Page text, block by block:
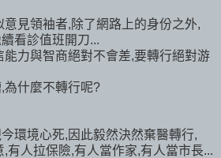
見領袖者,除了網路上的身份之外,
看診值班開刀...
能力與智商絕對不會差,要轉行絕對游
為什麼不轉行呢?
環境心死,因此毅然決然棄醫轉行,
有人拉保險,有人當作家,有人當市長...